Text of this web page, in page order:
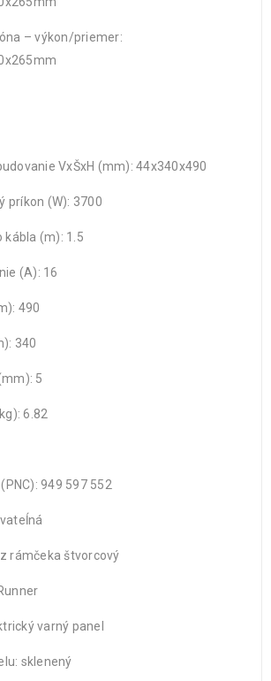
– výkon/priemer:
VxŠxH (mm): 44x340x490
príkon (W): 3700
kábla (m): 1.5
(A): 16
490
340
5
6.82
949 597 552
rámčeka štvorcový
varný panel
sklenený